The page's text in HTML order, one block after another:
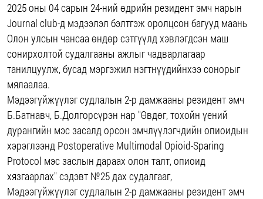
2025 оны 04 сарын 24-ний өдрийн резидент эмч нарын
Journal club-д мэдээлэл бэлтгэж оролцсон багууд маань
Олон улсын чансаа өндөр сэтгүүлд хэвлэгдсэн маш
сонирхолтой судалгааны ажлыг чадварлагаар
танилцуулж, бусад мэргэжил нэгтнүүдийнхээ сонорыг
мялаалаа.
Мэдээгүйжүүлэг судлалын 2-р дамжааны резидент эмч
Б.Батнавч, Б.Долгорсүрэн нар "Өвдөг, тохойн үений
дурангийн мэс засалд орсон эмчлүүлэгчдийн опиоидын
хэрэглээнд Postoperative Multimodal Opioid-Sparing
Protocol мэс заслын дараах олон талт, опиоид
хязгаарлах" сэдэвт №25 дах судалгааг,
Мэдээгүйжүүлэг судлалын 2-р дамжааны резидент эмч